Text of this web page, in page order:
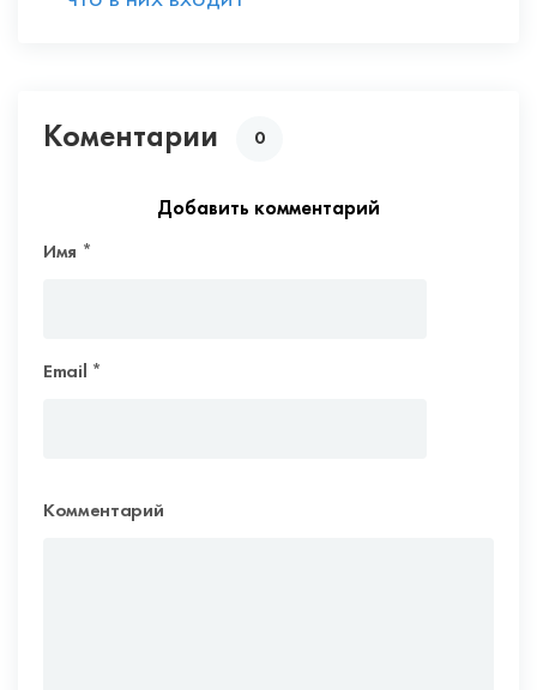
Коментарии 0
Добавить комментарий
Имя *
Email *
Комментарий